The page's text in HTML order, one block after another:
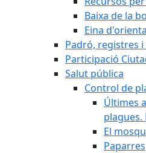
Baixa de la
Eina
Padró, registres
Participació
Salut pública
Control de
Últimes
plagues.
El
Paparres